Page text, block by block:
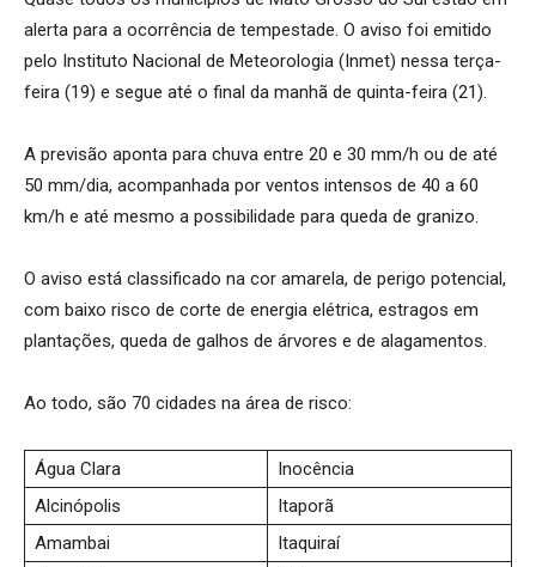
alerta para a ocorrência de tempestade. O aviso foi emitido
pelo Instituto Nacional de Meteorologia (Inmet) nessa terça-
feira (19) e segue até o final da manhã de quinta-feira (21).
A previsão aponta para chuva entre 20 e 30 mm/h ou de até
50 mm/dia, acompanhada por ventos intensos de 40 a 60
km/h e até mesmo a possibilidade para queda de granizo.
O aviso está classificado na cor amarela, de perigo potencial,
com baixo risco de corte de energia elétrica, estragos em
plantações, queda de galhos de árvores e de alagamentos.
Ao todo, são 70 cidades na área de risco:
Água Clara
Inocência
Alcinópolis
Itaporã
Amambai
Itaquiraí